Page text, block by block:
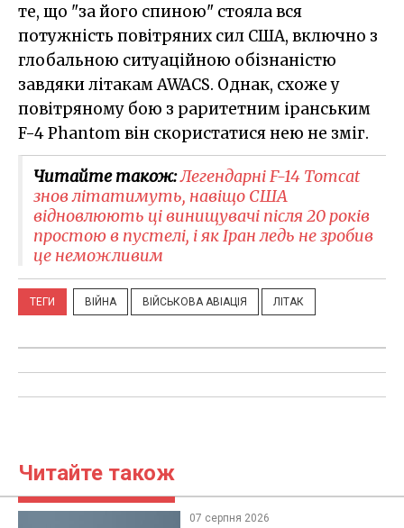
те, що "за його спиною" стояла вся
потужність повітряних сил США, включно з
глобальною ситуаційною обізнаністю
завдяки літакам AWACS. Однак, схоже у
повітряному бою з раритетним іранським
F-4 Phantom він скористатися нею не зміг.
Читайте також:Легендарні F-14 Tomcat
знов літатимуть, навіщо США
відновлюють ці винищувачі після 20 років
простою в пустелі, і як Іран ледь не зробив
це неможливим
ТЕГИ ВІЙНА ВІЙСЬКОВА АВІАЦІЯ ЛІТАК
Читайте також
07 серпня 2026